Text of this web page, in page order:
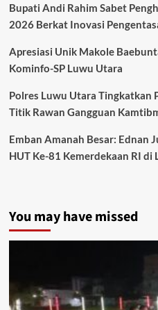
Bupati Andi Rahim Sabet
2026 Berkat Inovasi
Apresiasi Unik Makole
Kominfo-SP Luwu Utara
Polres Luwu Utara Tingkatkan
Titik Rawan Gangguan
Emban Amanah Besar: Ednan
HUT Ke-81 Kemerdekaan RI di
You may have missed